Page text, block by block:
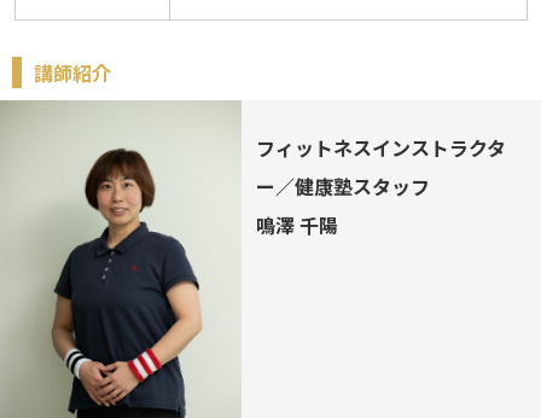
講師紹介
フィットネスインストラクタ
ー／健康塾スタッフ
鳴澤 千陽